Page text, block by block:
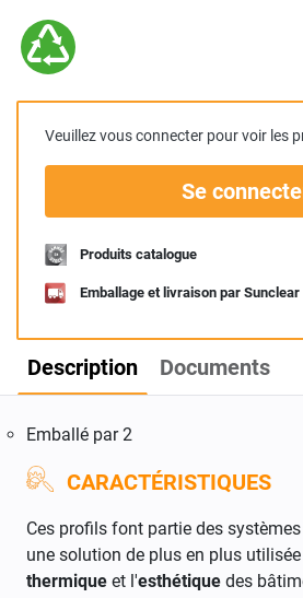
Veuillez vous connecter pour voir les
Se
Produits catalogue
Emballage et livraison par Sunclear
Description Documents
Emballé par 2
CARACTÉRISTIQUES
Ces profils font partie des
une solution de plus en plus
thermique et l'esthétique des